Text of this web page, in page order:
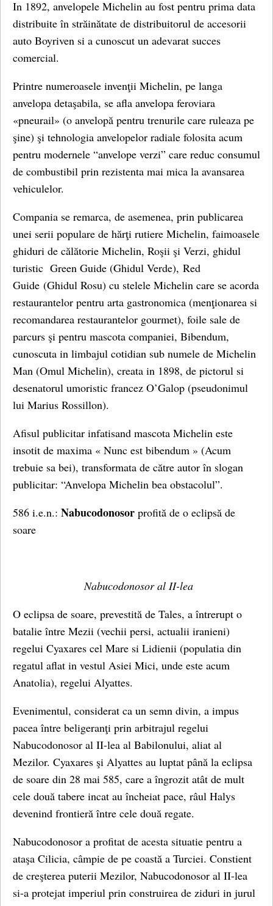
In 1892, anvelopele Michelin au fost pentru prima data
distribuite în străinătate de distribuitorul de accesorii
auto Boyriven si a cunoscut un adevarat succes
comercial.
Printre numeroasele invenţii Michelin, pe langa
anvelopa detaşabila, se afla anvelopa feroviara
«pneurail» (o anvelopă pentru trenurile care ruleaza pe
şine) şi tehnologia anvelopelor radiale folosita acum
pentru modernele “anvelope verzi” care reduc consumul
de combustibil prin rezistenta mai mica la avansarea
vehiculelor.
Compania se remarca, de asemenea, prin publicarea
unei serii populare de hărţi rutiere Michelin, faimoasele
ghiduri de călătorie Michelin, Roşii şi Verzi, ghidul
turistic Green Guide (Ghidul Verde), Red
Guide (Ghidul Rosu) cu stelele Michelin care se acorda
restaurantelor pentru arta gastronomica (menţionarea si
recomandarea restaurantelor gourmet), foile sale de
parcurs şi pentru mascota companiei, Bibendum,
cunoscuta in limbajul cotidian sub numele de Michelin
Man (Omul Michelin), creata in 1898, de pictorul si
desenatorul umoristic francez O’Galop (pseudonimul
lui Marius Rossillon).
Afisul publicitar infatisand mascota Michelin este
insotit de maxima « Nunc est bibendum » (Acum
trebuie sa bei), transformata de către autor în slogan
publicitar: “Anvelopa Michelin bea obstacolul”.
586 i.e.n.: Nabucodonosor profită de o eclipsă de
soare
Nabucodonosor al II-lea
O eclipsa de soare, prevestită de Tales, a întrerupt o
batalie între Mezii (vechii persi, actualii iranieni)
regelui Cyaxares cel Mare si Lidienii (populatia din
regatul aflat in vestul Asiei Mici, unde este acum
Anatolia), regelui Alyattes.
Evenimentul, considerat ca un semn divin, a impus
pacea între beligeranţi prin arbitrajul regelui
Nabucodonosor al II-lea al Babilonului, aliat al
Mezilor. Cyaxares şi Alyattes au luptat până la eclipsa
de soare din 28 mai 585, care a îngrozit atât de mult
cele două tabere incat au încheiat pace, râul Halys
devenind frontieră între cele două regate.
Nabucodonosor a profitat de acesta situatie pentru a
ataşa Cilicia, câmpie de pe coastă a Turciei. Constient
de creşterea puterii Mezilor, Nabucodonosor al II-lea
si-a protejat imperiul prin construirea de ziduri in jurul